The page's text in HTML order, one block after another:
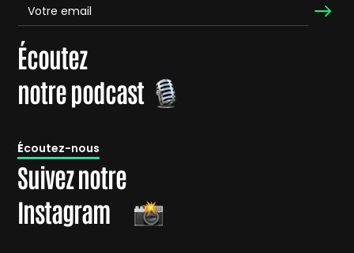
Écoutez
notre podcast
Écoutez-nous
Suivez notre
Instagram